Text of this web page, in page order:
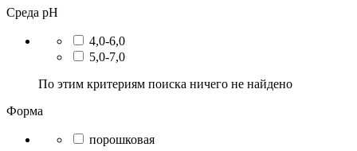
Среда pH
4,0-6,0
5,0-7,0
По этим критериям поиска ничего не найдено
Форма
порошковая